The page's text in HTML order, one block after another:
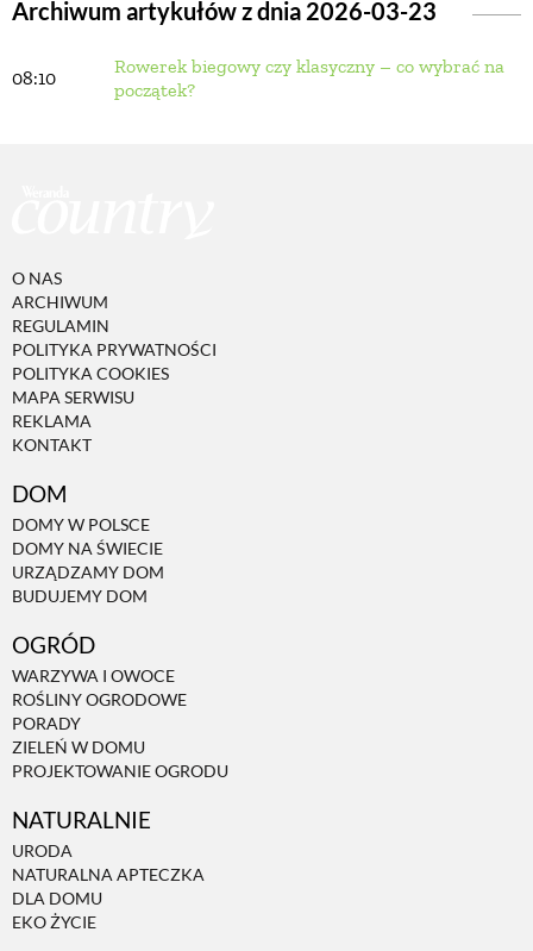
Archiwum artykułów z dnia 2026-03-23
08:10
Rowerek biegowy czy klasyczny – co wybrać na
początek?
O NAS
ARCHIWUM
REGULAMIN
POLITYKA PRYWATNOŚCI
POLITYKA COOKIES
MAPA SERWISU
REKLAMA
KONTAKT
DOM
DOMY W POLSCE
DOMY NA ŚWIECIE
URZĄDZAMY DOM
BUDUJEMY DOM
OGRÓD
WARZYWA I OWOCE
ROŚLINY OGRODOWE
PORADY
ZIELEŃ W DOMU
PROJEKTOWANIE OGRODU
NATURALNIE
URODA
NATURALNA APTECZKA
DLA DOMU
EKO ŻYCIE
BUDUJEMY DOM
PROJEKTOWANIE OGRODU
NATURALNA APTECZKA